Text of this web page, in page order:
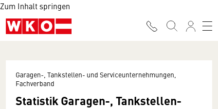
Zum Inhalt springen
Garagen-, Tankstellen- und Serviceunternehmungen,
Fachverband
Statistik Garagen-, Tankstellen-